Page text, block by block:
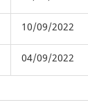
10/09/2022
04/09/2022